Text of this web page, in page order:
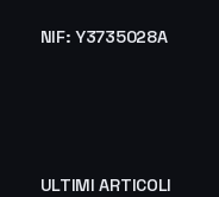
NIF: Y3735028A
ULTIMI ARTICOLI